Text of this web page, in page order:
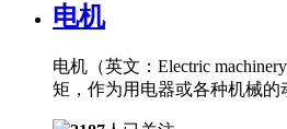
电机
电机（英文：Electric
矩，作为用电器或各种机械